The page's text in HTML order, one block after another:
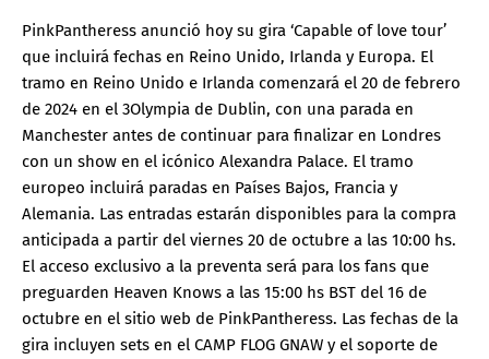
PinkPantheress anunció hoy su gira ‘Capable of love tour’
que incluirá fechas en Reino Unido, Irlanda y Europa. El
tramo en Reino Unido e Irlanda comenzará el 20 de febrero
de 2024 en el 3Olympia de Dublin, con una parada en
Manchester antes de continuar para finalizar en Londres
con un show en el icónico Alexandra Palace. El tramo
europeo incluirá paradas en Países Bajos, Francia y
Alemania. Las entradas estarán disponibles para la compra
anticipada a partir del viernes 20 de octubre a las 10:00 hs.
El acceso exclusivo a la preventa será para los fans que
preguarden Heaven Knows a las 15:00 hs BST del 16 de
octubre en el sitio web de PinkPantheress. Las fechas de la
gira incluyen sets en el CAMP FLOG GNAW y el soporte de